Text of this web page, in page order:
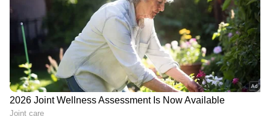
ഏഷ്യാനെറ്റ് ന്യൂസ് വാർത്തകൾ തത്സമയം
കാണാം